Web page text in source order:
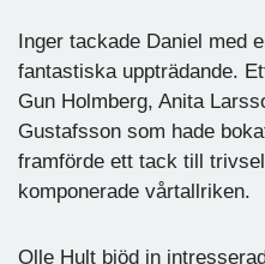
Inger tackade Daniel med
fantastiska uppträdande.
Gun Holmberg, Anita
Gustafsson som hade
framförde ett tack till
komponerade vårtallriken.
Olle Hult bjöd in